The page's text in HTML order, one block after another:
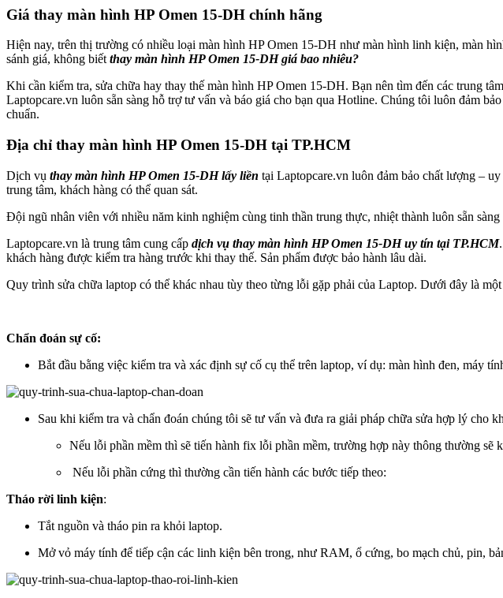
Giá thay màn hình HP Omen 15-DH chính hãng
Hiện nay, trên thị trường có nhiều loại màn hình HP Omen 15-DH như màn hình linh kiện, màn
sánh giá, không biếtthay màn hình HP Omen 15-DH giá bao nhiêu?
Khi cần kiểm tra, sửa chữa hay thay thế màn hình HP Omen 15-DH. Bạn nên tìm đến các trung
Laptopcare.vn luôn sẵn sàng hỗ trợ tư vấn và báo giá cho bạn qua Hotline. Chúng tôi luôn đảm bảo
chuẩn.
Địa chỉ thay màn hình HP Omen 15-DH tại TP.HCM
Dịch vụ thay màn hình HP Omen 15-DH lấy liền tại Laptopcare.vn luôn đảm bảo chất lượng –
trung tâm, khách hàng có thể quan sát.
Đội ngũ nhân viên với nhiều năm kinh nghiệm cùng tinh thần trung thực, nhiệt thành luôn sẵn
Laptopcare.vn là trung tâm cung cấp dịch vụ thay màn hình HP Omen 15-DH uy tín tại TP.HCM
khách hàng được kiểm tra hàng trước khi thay thế. Sản phẩm được bảo hành lâu dài.
Quy trình sửa chữa laptop có thể khác nhau tùy theo từng lỗi gặp phải của Laptop. Dưới đây là
Chẩn đoán sự cố:
Bắt đầu bằng việc kiểm tra và xác định sự cố cụ thể trên laptop, ví dụ: màn hình đen, máy
Sau khi kiểm tra và chẩn đoán chúng tôi sẽ tư vấn và đưa ra giải pháp chữa sửa hợp lý cho
Nếu lỗi phần mềm thì sẽ tiến hành fix lỗi phần mềm, trường hợp này thông thường sẽ
Nếu lỗi phần cứng thì thường cần tiến hành các bước tiếp theo:
Tháo rời linh kiện:
Tắt nguồn và tháo pin ra khỏi laptop.
Mở vỏ máy tính để tiếp cận các linh kiện bên trong, như RAM, ổ cứng, bo mạch chủ, pin,